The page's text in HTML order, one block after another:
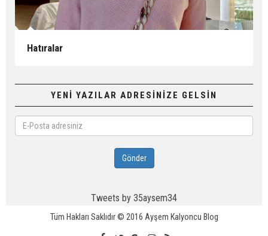
Hatıralar
YENİ YAZILAR ADRESİNİZE GELSİN
Posta
adresiniz
Gönder
Tweets by 35aysem34
Tüm Hakları Saklıdır © 2016 Ayşem Kalyoncu Blog